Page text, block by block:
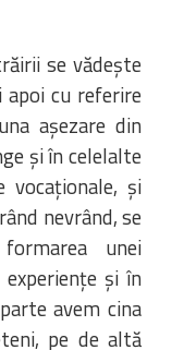
se vădește
cu referire
așezare din
și în celelalte
vocaționale, și
nevrând, se
unei
și în
avem cina
pe de altă